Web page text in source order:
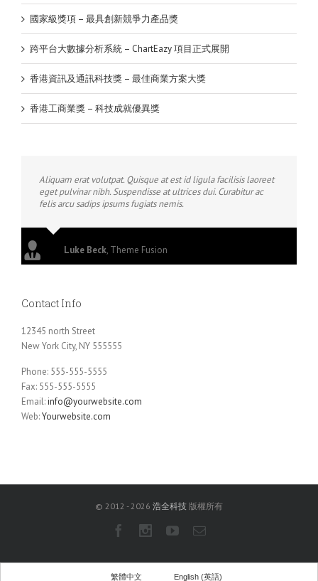
國家級獎項 – 最具創新競爭力產品獎
跨平台大數據分析系統 – ChartEazy 項目正式展開
香港資訊及通訊科技獎 – 最佳商業方案大獎
香港工商業獎 – 科技成就優異獎
Aliquam erat volutpat. Quisque at est id ligula facilisis laoreet
eget pulvinar nibh. Suspendisse at ultrices dui. Curabitur ac
felis arcu sadips ipsums fugiats nemis.
Luke Beck, Theme Fusion
Contact Info
12345 north Street
New York City, NY 555555
Phone: 555-555-5555
Fax: 555-555-5555
Email:info@yourwebsite.com
Web:Yourwebsite.com
© 2012 -2026 浩全科技 版權所有
FacebookInstagram
YoutubeEmail
繁體中文 English (英語)